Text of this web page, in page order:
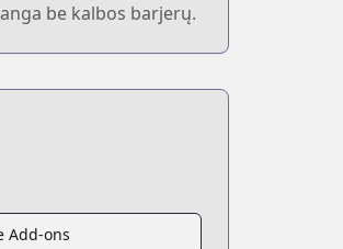
be kalbos barjerų.
Add-ons